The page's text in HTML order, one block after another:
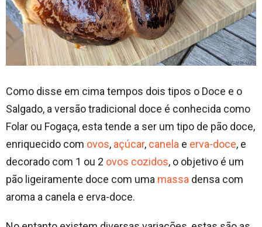
Como disse em cima tempos dois tipos o Doce e o
Salgado, a versão tradicional doce é conhecida como
Folar ou Fogaça, esta tende a ser um tipo de pão doce,
enriquecido com ovos, açúcar, canela e erva-doce, e
decorado com 1 ou 2 ovos cozidos, o objetivo é um
pão ligeiramente doce com uma massa densa com
aroma a canela e erva-doce.